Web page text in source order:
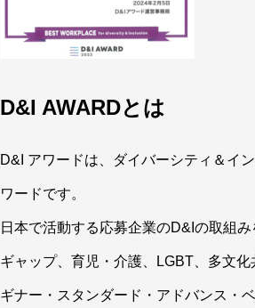
D&I AWARDとは
D&I アワードは、ダイバーシティ＆イ
ワードです。
日本で活動する応募企業のD&Iの取組
ギャップ、育児・介護、LGBT、多文
ギナー・スタンダード・アドバンス・